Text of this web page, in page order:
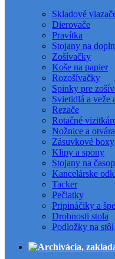
Skladové
Dierovače
Pravítka
Stojany na
Zošívačky
Koše na papier
Rozošívačky
Spinky pre
Svietidlá a veže
Rezače
Rotačné
Nožnice a
Zásuvkové boxy
Klipy a spony
Stojany na
Kancelárske
Tacker
Pečiatky
Pripináčiky a
Drobnosti stola
Podložky na stôl